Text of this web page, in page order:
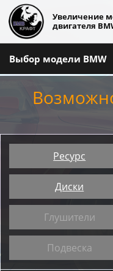
Увеличение
двигателя
Выбор модели BMW
Ресурс
Диски
Глушители
Подвеска